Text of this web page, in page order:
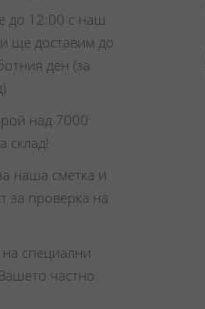
до 12:00 с наш
ще доставим до
ден (за
над 7000
склад!
наша сметка и
за проверка на
специални
частно